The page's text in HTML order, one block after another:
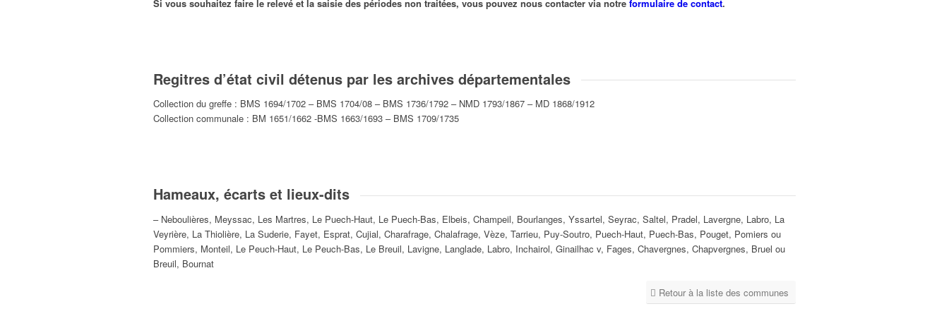
Si vous souhaitez faire le relevé et la saisie des périodes non traitées, vous pouvez nous contacter via notre formulaire de contact.
Regitres d’état civil détenus par les archives départementales
Collection du greffe : BMS 1694/1702 – BMS 1704/08 – BMS 1736/1792 – NMD 1793/1867 – MD 1868/1912
Collection communale : BM 1651/1662 -BMS 1663/1693 – BMS 1709/1735
Hameaux, écarts et lieux-dits
– Neboulières, Meyssac, Les Martres, Le Puech-Haut, Le Puech-Bas, Elbeis, Champeil, Bourlanges, Yssartel, Seyrac, Saltel, Pradel, Lavergne, Labro, La
Veyrière, La Thiolière, La Suderie, Fayet, Esprat, Cujial, Charafrage, Chalafrage, Vèze, Tarrieu, Puy-Soutro, Puech-Haut, Puech-Bas, Pouget, Pomiers ou
Pommiers, Monteil, Le Peuch-Haut, Le Peuch-Bas, Le Breuil, Lavigne, Langlade, Labro, Inchairol, Ginailhac v, Fages, Chavergnes, Chapvergnes, Bruel ou
Breuil, Bournat
Retour à la liste des communes